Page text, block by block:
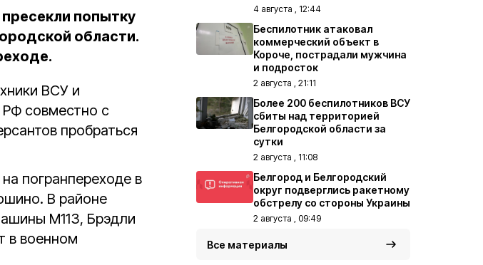
попытку
области.
ВСУ и
РФ совместно с
пробраться
погранпереходе в
В районе
М113, Брэдли
в военном
4 августа , 12:44
Беспилотник атаковал
коммерческий объект в
Короче, пострадали мужчина
и подросток
2 августа , 21:11
Более 200 беспилотников ВСУ
сбиты над территорией
Белгородской области за
сутки
2 августа , 11:08
Белгород и Белгородский
округ подверглись ракетному
обстрелу со стороны Украины
2 августа , 09:49
Все материалы